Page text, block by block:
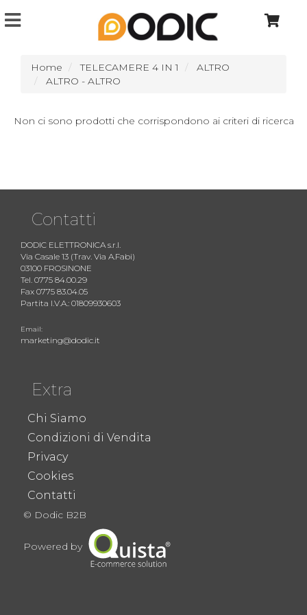
Home TELECAMERE 4 IN 1
ALTRO
ALTRO - ALTRO
Non ci sono prodotti che corrispondono ai criteri di ricerca
Contatti
DODIC ELETTRONICA s.r.l.
Via Casale 13 (Trav. Via A.Fabi)
03100 FROSINONE
Tel. 0775 84.00.29
Fax 0775 83.04.05
Partita I.V.A.: 01809930603
Email:
marketing@dodic.it
Extra
Chi Siamo
Condizioni di Vendita
Privacy
Cookies
Contatti
© Dodic B2B
Powered by